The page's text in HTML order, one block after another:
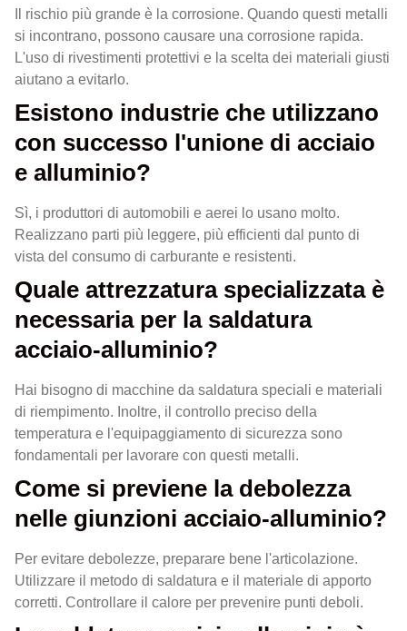
Il rischio più grande è la corrosione. Quando questi metalli
si incontrano, possono causare una corrosione rapida.
L'uso di rivestimenti protettivi e la scelta dei materiali giusti
aiutano a evitarlo.
Esistono industrie che utilizzano
con successo l'unione di acciaio
e alluminio?
Sì, i produttori di automobili e aerei lo usano molto.
Realizzano parti più leggere, più efficienti dal punto di
vista del consumo di carburante e resistenti.
Quale attrezzatura specializzata è
necessaria per la saldatura
acciaio-alluminio?
Hai bisogno di macchine da saldatura speciali e materiali
di riempimento. Inoltre, il controllo preciso della
temperatura e l'equipaggiamento di sicurezza sono
fondamentali per lavorare con questi metalli.
Come si previene la debolezza
nelle giunzioni acciaio-alluminio?
Per evitare debolezze, preparare bene l'articolazione.
Utilizzare il metodo di saldatura e il materiale di apporto
corretti. Controllare il calore per prevenire punti deboli.